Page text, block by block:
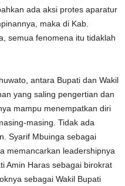
ada aksi protes aparatur
maka di Kab.
semua fenomena itu tidaklah
antara Bupati dan Wakil
yang saling pengertian dan
mampu menempatkan diri
masing. Tidak ada
Syarif Mbuinga sebagai
memancarkan leadershipnya
Amin Haras sebagai birokrat
sebagai Wakil Bupati